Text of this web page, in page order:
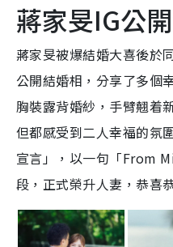
蔣家旻IG公
蔣家旻被爆結婚大喜後於
公開結婚相，分享了多個
胸裝露背婚紗，手臂翹着
但都感受到二人幸福的氛
宣言」，以一句「From
段，正式榮升人妻，恭喜